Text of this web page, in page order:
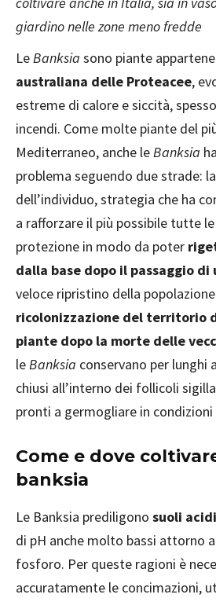
giardino nelle zone meno fredde
LeBanksia sono piante
australiana delle Proteacee,
estreme di calore e siccità,
incendi. Come molte piante del
Mediterraneo, anche leBanksia
problema seguendo due strade:
dell’individuo, strategia che ha
a rafforzare il più possibile tutte
protezione in modo da poter
dalla base dopo il passaggio di
veloce ripristino della
ricolonizzazione del territorio
piante dopo la morte delle
leBanksia conservano per lunghi
chiusi all’interno dei follicoli
pronti a germogliare in
Come e dove
banksia
Le Banksia prediligono suoli acidi
di pH anche molto bassi attorno
fosforo. Per queste ragioni è
accuratamente le concimazioni,